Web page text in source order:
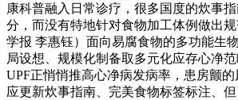
康科普融入日常诊疗，很多国度的炊事
分，而没有特地针对食物加工体例做出
学报 李惠钰）面向易腐食物的多功能
局设想、规模化制备取多元化应存心净范
UPF正悄悄推高心净病发病率，患房颤的
应更新炊事指南、完美食物标签标注、